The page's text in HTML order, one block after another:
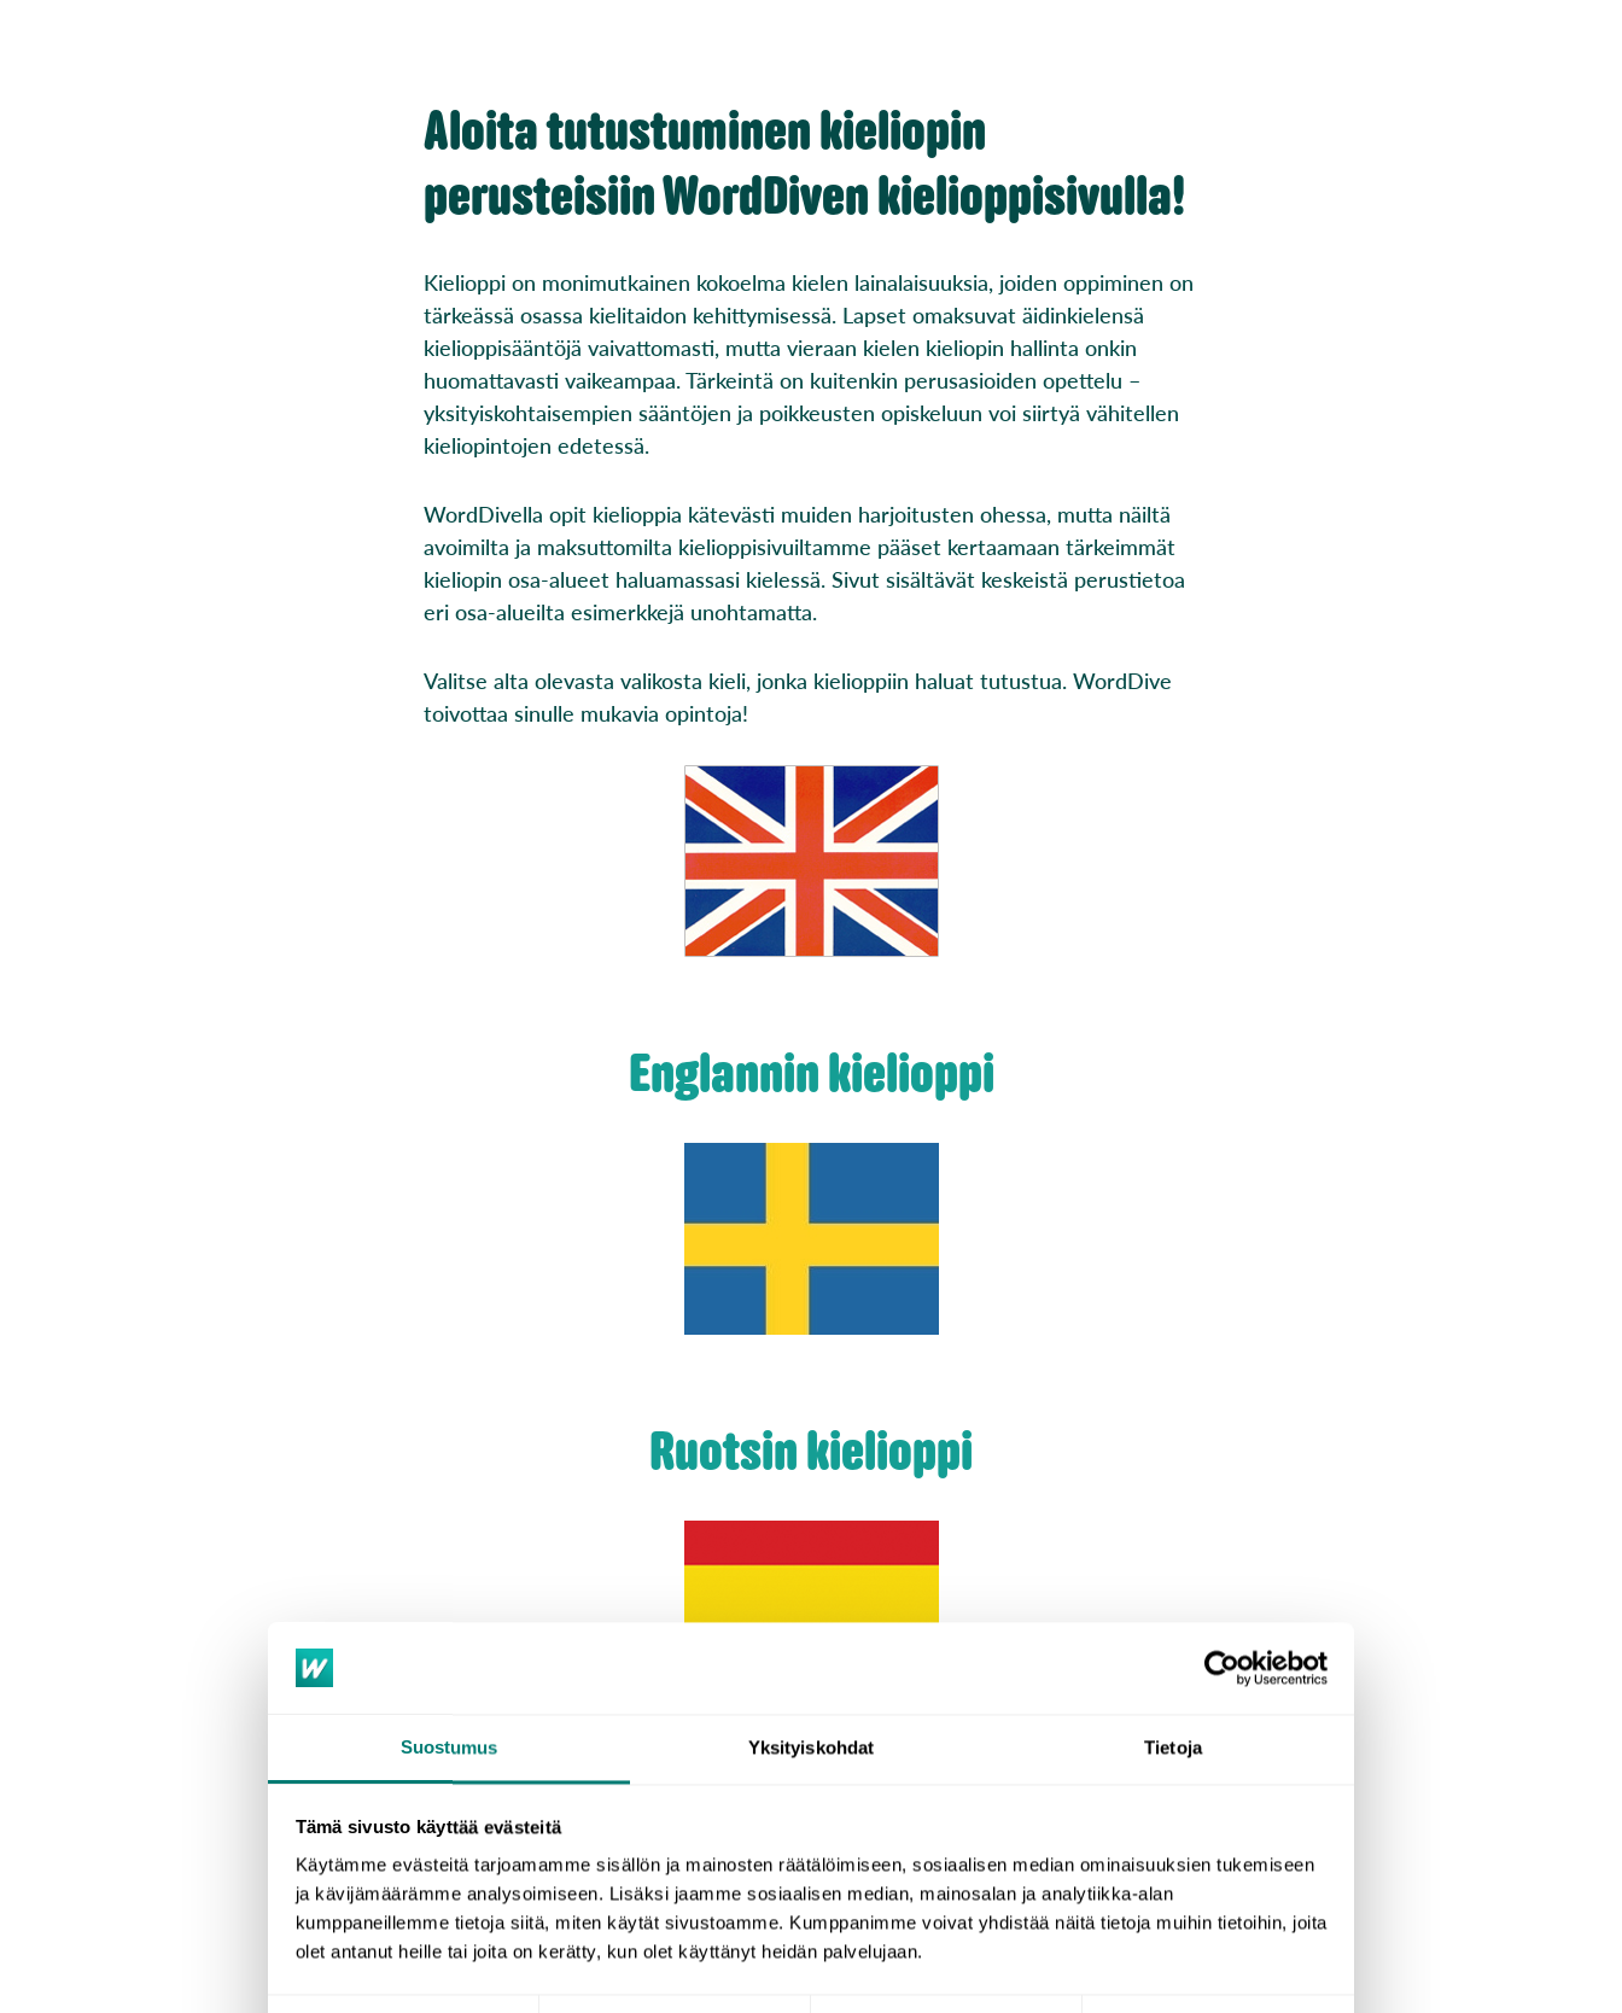
Suostumus Yksityiskohdat Tietoja
Tämä sivusto käyttää evästeitä
Käytämme evästeitä tarjoamamme sisällön ja mainosten räätälöimiseen, sosiaalisen median ominaisuuksien tukemiseen
ja kävijämäärämme analysoimiseen. Lisäksi jaamme sosiaalisen median, mainosalan ja analytiikka-alan
kumppaneillemme tietoja siitä, miten käytät sivustoamme. Kumppanimme voivat yhdistää näitä tietoja muihin tietoihin, joita
olet antanut heille tai joita on kerätty, kun olet käyttänyt heidän palvelujaan.
Aloita tutustuminen kieliopin
perusteisiin WordDiven kielioppisivulla!
Kielioppi on monimutkainen kokoelma kielen lainalaisuuksia, joiden oppiminen on
tärkeässä osassa kielitaidon kehittymisessä. Lapset omaksuvat äidinkielensä
kielioppisääntöjä vaivattomasti, mutta vieraan kielen kieliopin hallinta onkin
huomattavasti vaikeampaa. Tärkeintä on kuitenkin perusasioiden opettelu –
yksityiskohtaisempien sääntöjen ja poikkeusten opiskeluun voi siirtyä vähitellen
kieliopintojen edetessä.
WordDivella opit kielioppia kätevästi muiden harjoitusten ohessa, mutta näiltä
avoimilta ja maksuttomilta kielioppisivuiltamme pääset kertaamaan tärkeimmät
kieliopin osa-alueet haluamassasi kielessä. Sivut sisältävät keskeistä perustietoa
eri osa-alueilta esimerkkejä unohtamatta.
Valitse alta olevasta valikosta kieli, jonka kielioppiin haluat tutustua. WordDive
toivottaa sinulle mukavia opintoja!
Englannin kielioppi
Ruotsin kielioppi